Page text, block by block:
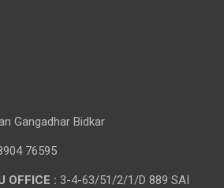
Gangadhar Bidkar
76595
OFFICE : 3-4-63/51/2/1/D 889 SAI